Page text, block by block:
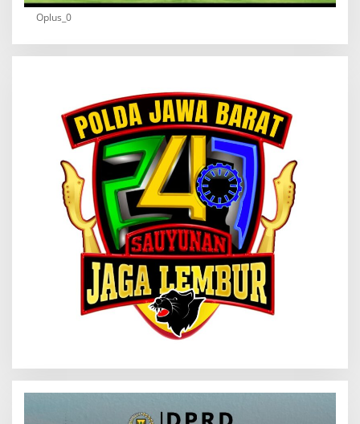
Oplus_0